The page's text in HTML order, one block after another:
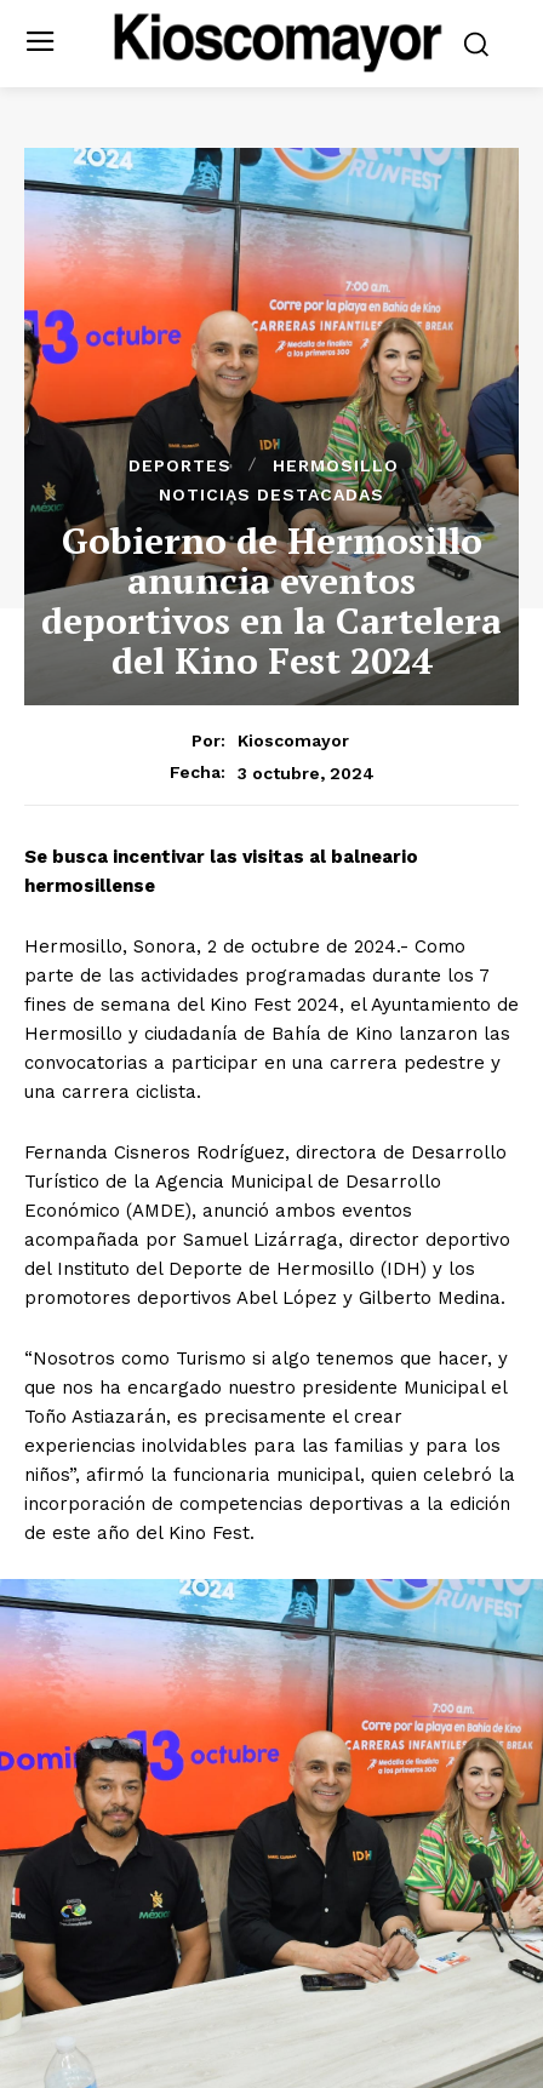
DEPORTES
HERMOSILLO
NOTICIAS DESTACADAS
Gobierno de Hermosillo
anuncia eventos
deportivos en la Cartelera
del Kino Fest 2024
Por:
Kioscomayor
Fecha:
3 octubre, 2024
Se busca incentivar las visitas al balneario
hermosillense
Hermosillo, Sonora, 2 de octubre de 2024.- Como
parte de las actividades programadas durante los 7
fines de semana del Kino Fest 2024, el Ayuntamiento de
Hermosillo y ciudadanía de Bahía de Kino lanzaron las
convocatorias a participar en una carrera pedestre y
una carrera ciclista.
Fernanda Cisneros Rodríguez, directora de Desarrollo
Turístico de la Agencia Municipal de Desarrollo
Económico (AMDE), anunció ambos eventos
acompañada por Samuel Lizárraga, director deportivo
del Instituto del Deporte de Hermosillo (IDH) y los
promotores deportivos Abel López y Gilberto Medina.
“Nosotros como Turismo si algo tenemos que hacer, y
que nos ha encargado nuestro presidente Municipal el
Toño Astiazarán, es precisamente el crear
experiencias inolvidables para las familias y para los
niños”, afirmó la funcionaria municipal, quien celebró la
incorporación de competencias deportivas a la edición
de este año del Kino Fest.